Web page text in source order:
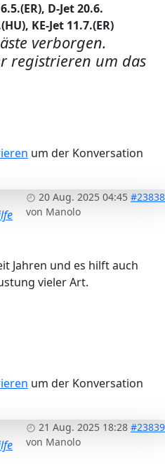
D-Jet 20.6.
KE-Jet 11.7.(ER)
verborgen.
registrieren um das
um der Konversation
20 Aug. 2025 04:45 #23838
von Manolo
Jahren und es hilft auch
vieler Art.
um der Konversation
21 Aug. 2025 18:28 #23839
von Manolo